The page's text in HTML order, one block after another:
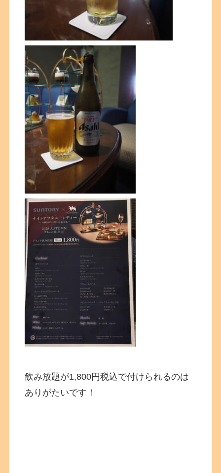
飲み放題が1,800円税込で付けられるのは
ありがたいです！